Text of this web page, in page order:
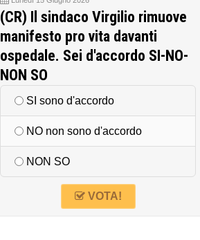
(CR) Il sindaco Virgilio rimuove
manifesto pro vita davanti
ospedale. Sei d'accordo SI-NO-
NON SO
SI sono d'accordo
NO non sono d'accordo
NON SO
VOTA!